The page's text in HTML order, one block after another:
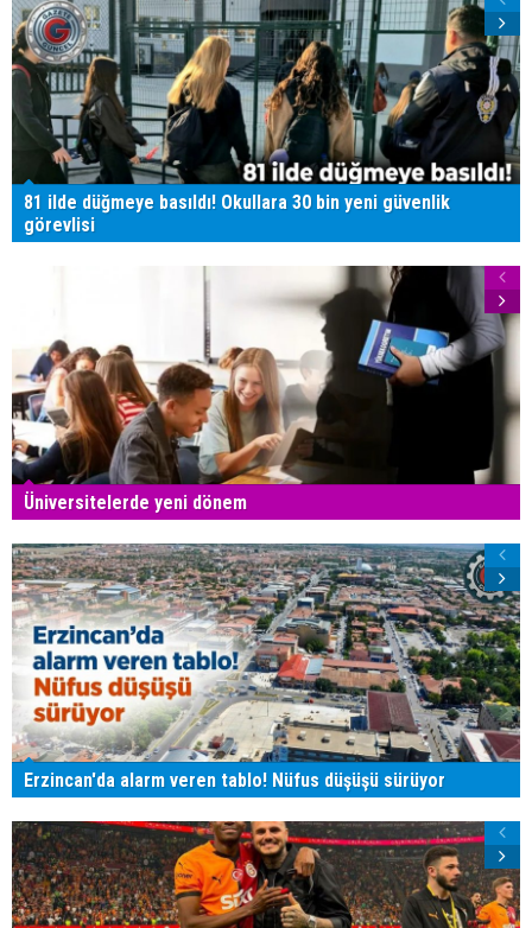
81 ilde düğmeye basıldı! Okullara 30 bin yeni güvenlik
görevlisi
Üniversitelerde yeni dönem
Erzincan'da alarm veren tablo! Nüfus düşüşü sürüyor